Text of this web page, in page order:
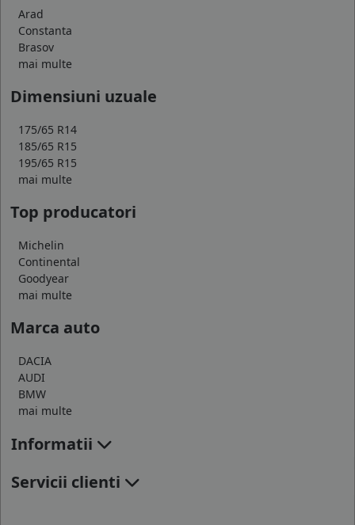
Arad
Constanta
Brasov
mai multe
Dimensiuni uzuale
175/65 R14
185/65 R15
195/65 R15
mai multe
Top producatori
Michelin
Continental
Goodyear
mai multe
Marca auto
DACIA
AUDI
BMW
mai multe
Informatii
Servicii clienti